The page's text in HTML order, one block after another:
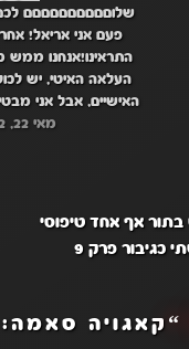
שלוםםםםםםםםםם
פעם אני אריאל!
התראינו!אנחנו ממש
העלאה האיטי, יש
האישיים, אבל אני
יהיה טירוף!!!!!בנוגע
מאי 22, 2022
אף אחד טיפוסי
קאגויה סאמה: